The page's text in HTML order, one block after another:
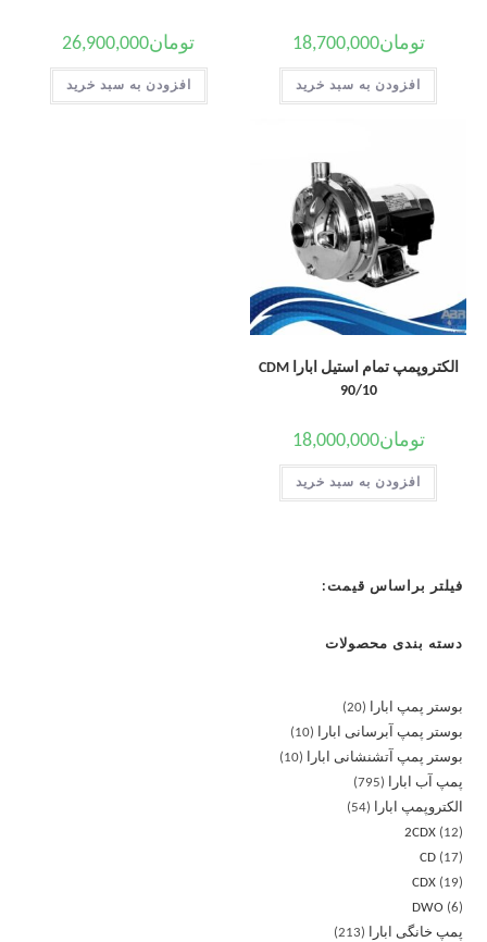
تومان18,700,000
افزودن به سبد خرید
تومان26,900,000
افزودن به سبد خرید
الکتروپمپ تمام استیل ابارا CDM
90/10
تومان18,000,000
افزودن به سبد خرید
فیلتر براساس قیمت:
دسته بندی محصولات
بوستر پمپ ابارا
20
بوستر پمپ آبرسانی ابارا
10
بوستر پمپ آتشنشانی ابارا
10
پمپ آب ابارا
795
الکتروپمپ ابارا
54
2CDX
12
CD
17
CDX
19
DWO
6
پمپ خانگی ابارا
213